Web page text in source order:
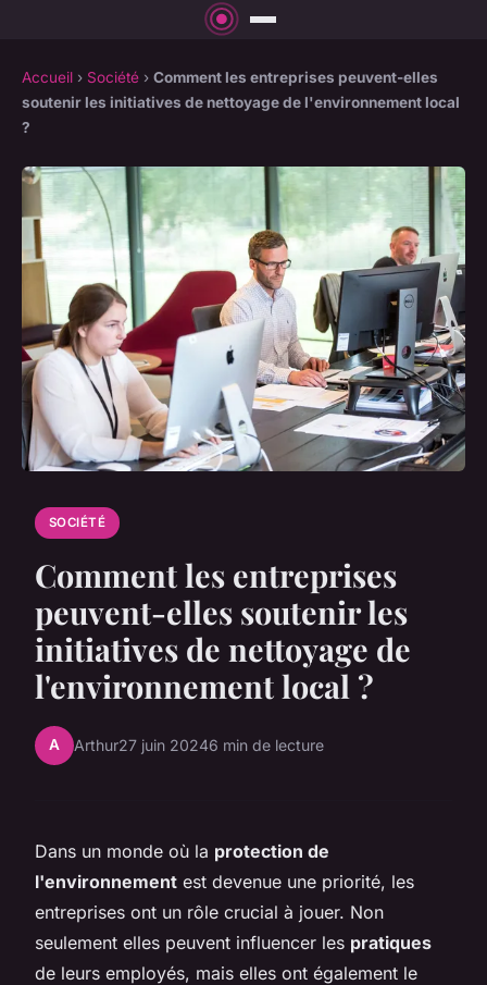
Accueil › Société › Comment les entreprises peuvent-elles
soutenir les initiatives de nettoyage de l'environnement local
?
SOCIÉTÉ
Comment les entreprises
peuvent-elles soutenir les
initiatives de nettoyage de
l'environnement local ?
A Arthur27 juin 20246 min de lecture
Dans un monde où la protection de
l'environnement est devenue une priorité, les
entreprises ont un rôle crucial à jouer. Non
seulement elles peuvent influencer les pratiques
de leurs employés, mais elles ont également le